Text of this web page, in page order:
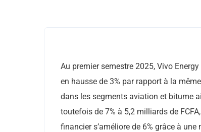
Au premier semestre 2025, Vivo
en hausse de 3% par rapport à la
dans les segments aviation et bitume
toutefois de 7% à 5,2 milliards de
financier s’améliore de 6% grâce à